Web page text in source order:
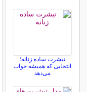
تیشرت ساده زنانه؛
انتخابی که همیشه جواب
می‌دهد